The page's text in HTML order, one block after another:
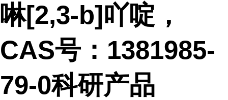
啉[2,3-b]吖啶，
CAS号：1381985-
79-0科研产品